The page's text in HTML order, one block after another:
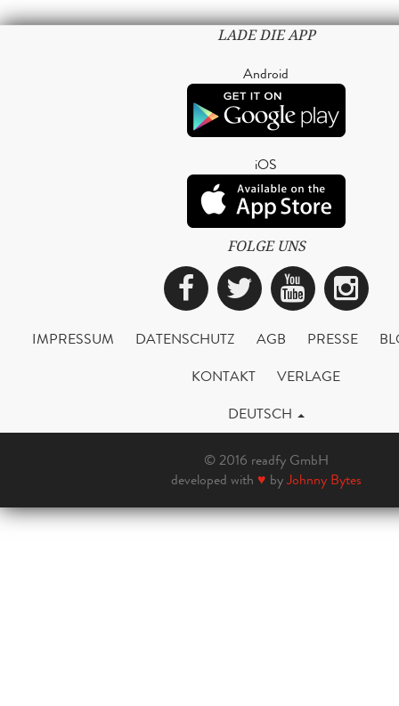
LADE DIE APP
Android
iOS
FOLGE UNS
Facebook
Twitter
IMPRESSUM DATENSCHUTZ AGB PRESSE
KONTAKT
VERLAGE
DEUTSCH
© 2016 readfy GmbH
developed with ♥ byJohnny Bytes